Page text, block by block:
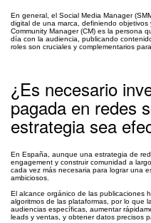
En general, el Social Media Manager
digital de una marca, definiendo
Community Manager (CM) es la persona
día con la audiencia, publicando
roles son cruciales y complementarios
¿Es necesario
pagada en redes
estrategia sea
En España, aunque una estrategia de
engagement y construir comunidad a
cada vez más necesaria para lograr una
ambiciosos.
El alcance orgánico de las publicaciones
algoritmos de las plataformas, por lo que
audiencias específicas, aumentar
leads y ventas, y obtener datos precisos